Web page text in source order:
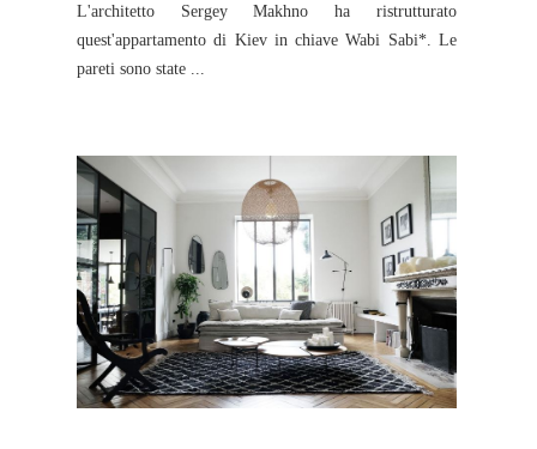
L'architetto Sergey Makhno ha ristrutturato
quest'appartamento di Kiev in chiave Wabi Sabi*. Le
pareti sono state ...